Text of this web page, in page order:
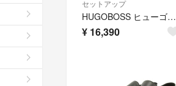
セットアップ
HUGOBOSS ヒューゴボス 10237570 ネイビー グレンチェック スーツセットアップ
¥ 16,390